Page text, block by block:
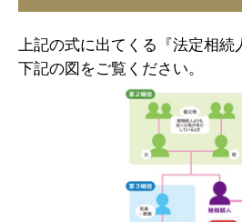
上記の式に出てくる『法定相続
下記の図をご覧ください。